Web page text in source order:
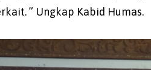
” Ungkap Kabid Humas.